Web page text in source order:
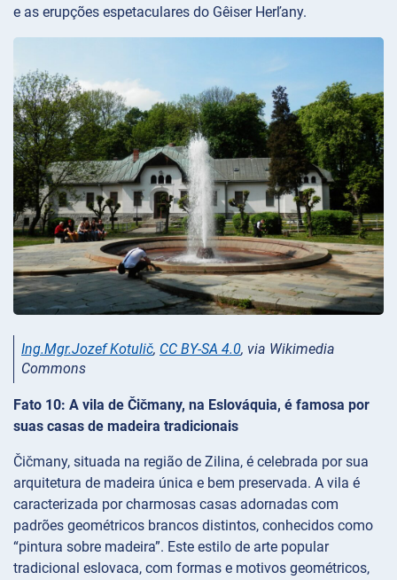
e as erupções espetaculares do Gêiser Herľany.
Ing.Mgr.Jozef Kotulič, CC BY-SA 4.0, via Wikimedia
Commons
Fato 10: A vila de Čičmany, na Eslováquia, é famosa por
suas casas de madeira tradicionais
Čičmany, situada na região de Zilina, é celebrada por sua
arquitetura de madeira única e bem preservada. A vila é
caracterizada por charmosas casas adornadas com
padrões geométricos brancos distintos, conhecidos como
“pintura sobre madeira”. Este estilo de arte popular
tradicional eslovaca, com formas e motivos geométricos,